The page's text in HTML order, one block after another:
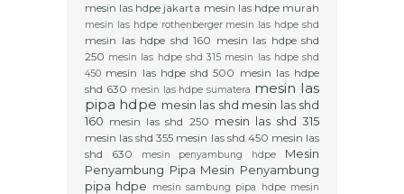
mesin las hdpe jakarta mesin las hdpe murah
mesin las hdpe rothenberger mesin las hdpe shd
mesin las hdpe shd 160 mesin las hdpe shd
250 mesin las hdpe shd 315 mesin las hdpe shd
450 mesin las hdpe shd 500 mesin las hdpe
shd 630 mesin las hdpe sumatera mesin las
pipa hdpe mesin las shd mesin las shd
160 mesin las shd 250 mesin las shd 315
mesin las shd 355 mesin las shd 450 mesin las
shd 630
mesin penyambung hdpe
Mesin
Penyambung Pipa Mesin Penyambung
pipa hdpe
mesin sambung pipa hdpe mesin